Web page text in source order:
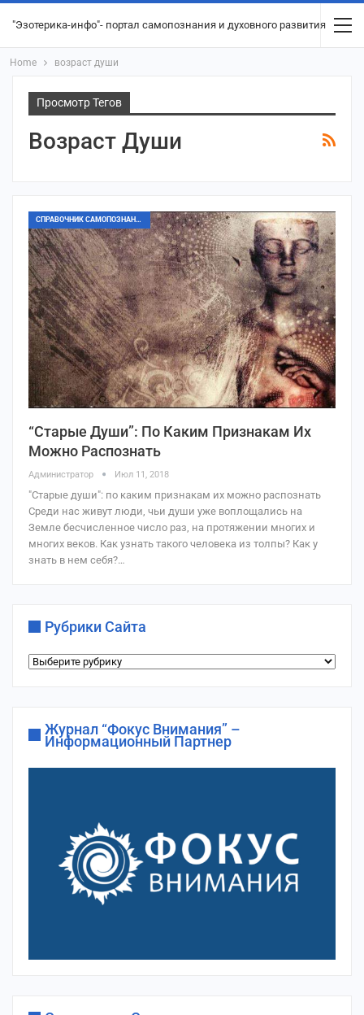
"Эзотерика-инфо"- портал самопознания и духовного развития
Home возраст души
Просмотр Тегов
Возраст Души
СПРАВОЧНИК САМОПОЗНАНИЯ
“Старые Души”: По Каким Признакам Их
Можно Распознать
Администратор Июл 11, 2018
"Старые души": по каким признакам их можно распознать
Среди нас живут люди, чьи души уже воплощались на
Земле бесчисленное число раз, на протяжении многих и
многих веков. Как узнать такого человека из толпы? Как у
знать в нем себя?…
Рубрики Сайта
Рубрики
Журнал “Фокус Внимания” –
Информационный Партнер